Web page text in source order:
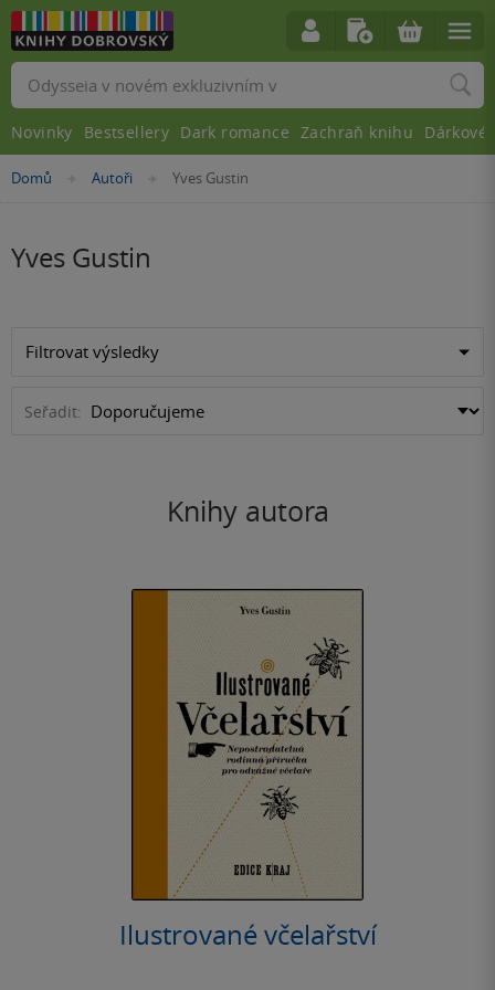
Nacházíte
Domů »Autoři »
Yves Gustin
Yves Gustin
Filtrovat výsledky
Seřadit:
Knihy autora
Ilustrované včelařství
Vyhledávání
Novinky Bestsellery Dark romance Zachraň knihu Dárkové